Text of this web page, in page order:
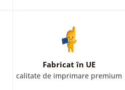
Fabricat în UE
calitate de imprimare premium